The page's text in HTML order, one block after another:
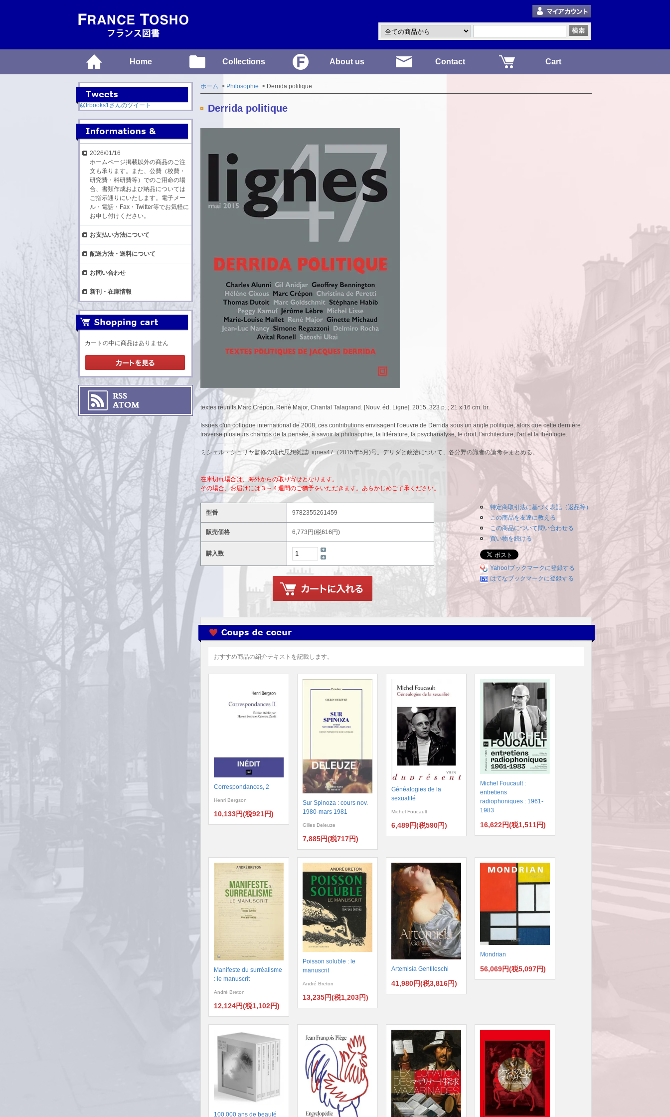
Home Collections About us Contact Cart
ホーム > Philosophie > Derrida politique
Derrida politique
textes réunits Marc Crépon, René Major, Chantal Talagrand. [Nouv. éd. Ligne]. 2015. 323 p. ; 21 x 16 cm. br.
Issues d'un colloque international de 2008, ces contributions envisagent l'oeuvre de Derrida sous un angle politique, alors que cette dernière
traverse plusieurs champs de la pensée, à savoir la philosophie, la littérature, la psychanalyse, le droit, l'architecture, l'art et la théologie.
ミシェル・シュリヤ監修の現代思想雑誌Lignes47（2015年5月)号。デリダと政治について、各分野の識者の論考をまとめる。
在庫切れ場合は、海外からの取り寄せとなります。
その場合、お届けには３～４週間のご猶予をいただきます。あらかじめご了承ください。
型番 9782355261459
販売価格 6,773円(税616円)
購入数
特定商取引法に基づく表記（返品等）
この商品を友達に教える
この商品について問い合わせる
買い物を続ける
Yahoo!ブックマークに登録する
はてなブックマークに登録する
おすすめ商品の紹介テキストを記載します。
Correspondances, 2
Henri Bergson
10,133円(税921円)
Sur Spinoza : cours nov.
1980-mars 1981
Gilles Deleuze
7,885円(税717円)
Généalogies de la
sexualité
Michel Foucault
6,489円(税590円)
Michel Foucault :
entretiens
radiophoniques : 1961-
1983
16,622円(税1,511円)
Manifeste du surréalisme
: le manuscrit
André Breton
12,124円(税1,102円)
Poisson soluble : le
manuscrit
André Breton
13,235円(税1,203円)
Artemisia Gentileschi
41,980円(税3,816円)
Mondrian
56,069円(税5,097円)
100.000 ans de beauté
@frbooks1さんのツイート
2026/01/16
ホームページ掲載以外の商品のご注
文も承ります。また、公費（校費・
研究費・科研費等）でのご用命の場
合、書類作成および納品については
ご指示通りにいたします。電子メー
ル・電話・Fax・Twitter等でお気軽に
お申し付けください。
お支払い方法について
配送方法・送料について
お問い合わせ
新刊・在庫情報
カートの中に商品はありません